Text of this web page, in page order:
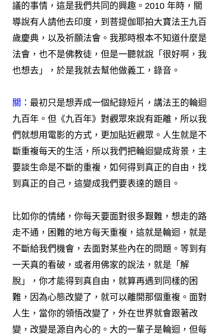
議的事情，這是我們共同的興趣。2010 年時，關
導說有人請他去印度，到菩提伽耶拍大寶法王九百
歲慶典，以及祈願法會。我那時根本不知道什麼是
法會，也不是佛教徒，但是一聽就說「很好啊，我
也想去」，於是我就去幫他做義工，錄音。
關： 最初只是想弄成一個紀錄短片，講法王的輪迴
九百年。但《九百年》對觀眾來說有距離，所以我
們就想用電影的方式，更加貼近觀眾。人生就是不
斷重複每天的生活，所以我們把輪迴變成背景，主
要談生命是不斷的重複，如何得到真正的自由，找
到真正的自己，這變成我們要表達的題目。
比如你的情緒，你每天要面對很多艱難，想走的路
走不通，困難的地方每天重複，這就是輪迴，就是
不斷給我們機會，去面對某些內在的問題。等到有
一天真的看破，或者用佛家的說法，就是「解
脫」，你才能得到真自由，就算再遇到同樣的困
難，因為心態改變了，就可以離開那個重複。面對
人生，當你的領悟改變了，外在世界就會跟著改
變，改變是源自內心的。大的一輩子是輪迴，但每